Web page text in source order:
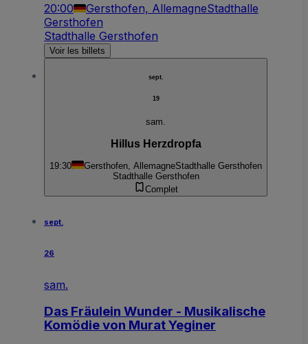
20:00 Gersthofen, AllemagneStadthalle
Gersthofen
Stadthalle Gersthofen
Voir les billets
sept.
19
sam.
Hillus Herzdropfa
19:30 Gersthofen, AllemagneStadthalle Gersthofen
Stadthalle Gersthofen
Complet
sept.
26
sam.
Das Fräulein Wunder - Musikalische
Komödie von Murat Yeginer